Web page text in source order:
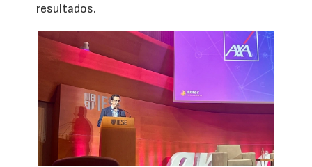
resultados.